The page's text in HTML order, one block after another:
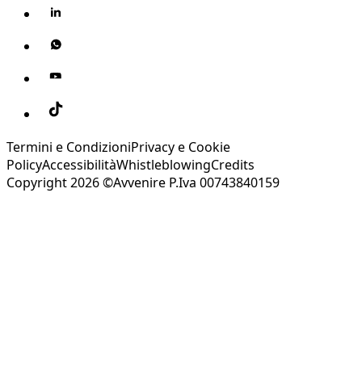
Termini e CondizioniPrivacy e Cookie
PolicyAccessibilitàWhistleblowingCredits
Copyright 2026 ©Avvenire P.Iva 00743840159